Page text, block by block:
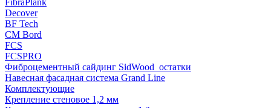
FibraPlank
Decover
BF Tech
CM Bord
FCS
FCSPRO
Фиброцементный сайдинг SidWood_остатки
Навесная фасадная система Grand Line
Комплектующие
Крепление стеновое 1,2 мм